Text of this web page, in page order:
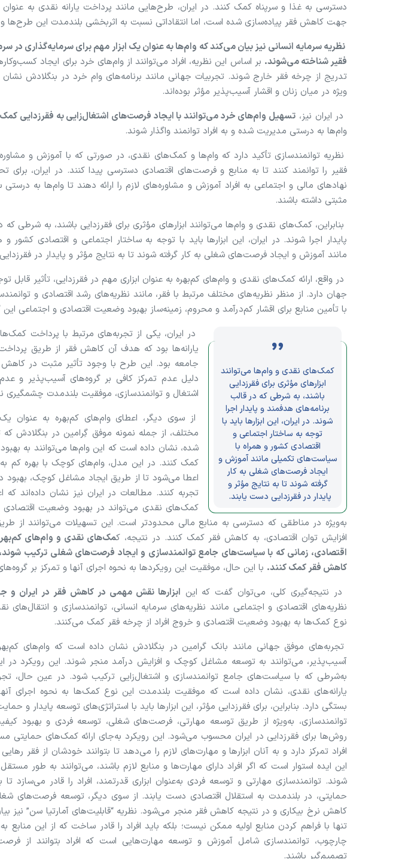
دسترسی به غذا و سرپناه کمک کنند. در ایران، طرح‌هایی مانند پرداخت یارانه نقدی به
جهت کاهش فقر پیاده‌سازی شده است، اما انتقاداتی نسبت به اثربخشی بلندمدت این طرح‌ها
نظریه سرمایه انسانی نیز بیان می‌کند که وام‌ها به عنوان یک ابزار مهم برای سرمایه‌گذاری در
فقیر شناخته می‌شوند. بر اساس این نظریه، افراد می‌توانند از وام‌های خرد برای ایجاد
تدریج از چرخه فقر خارج شوند. تجربیات جهانی مانند برنامه‌های وام خرد در بنگلادش نشان
ویژه در میان زنان و اقشار آسیب‌پذیر مؤثر بوده‌اند.
در ایران نیز، تسهیل وام‌های خرد می‌توانند با ایجاد فرصت‌های اشتغال‌زایی به فقرزدایی کمک
وام‌ها به درستی مدیریت شده و به افراد توانمند واگذار شوند.
نظریه توانمندسازی تأکید دارد که وام‌ها و کمک‌های نقدی، در صورتی که با آموزش و مشاوره
فقیر را توانمند کنند تا به منابع و فرصت‌های اقتصادی دسترسی پیدا کنند. در ایران،
نهاد‌های مالی و اجتماعی به افراد آموزش و مشاوره‌های لازم را ارائه دهند تا وام‌ها به
مثبتی داشته باشند.
بنابراین، کمک‌های نقدی و وام‌ها می‌توانند ابزار‌های مؤثری برای فقرزدایی باشند، به شرطی
پایدار اجرا شوند. در ایران، این ابزار‌ها باید با توجه به ساختار اجتماعی و اقتصادی کشور
مانند آموزش و ایجاد فرصت‌های شغلی به کار گرفته شوند تا به نتایج مؤثر و پایدار در
در واقع، ارائه کمک‌های نقدی و وام‌های کم‌بهره به عنوان ابزاری مهم در فقرزدایی، تأثیر قابل
جهان دارد. از منظر نظریه‌های مختلف مرتبط با فقر، مانند نظریه‌های رشد اقتصادی و
با تأمین منابع برای اقشار کم‌درآمد و محروم، زمینه‌ساز بهبود وضعیت اقتصادی و اجتماعی این
کمک‌های نقدی و وام‌ها می‌توانند
ابزار‌های مؤثری برای فقرزدایی
باشند، به شرطی که در قالب
برنامه‌های هدفمند و پایدار اجرا
شوند. در ایران، این ابزار‌ها باید با
توجه به ساختار اجتماعی و
اقتصادی کشور و همراه با
سیاست‌های تکمیلی مانند آموزش و
ایجاد فرصت‌های شغلی به کار
گرفته شوند تا به نتایج مؤثر و
پایدار در فقرزدایی دست یابند.
در ایران، یکی از تجربه‌های مرتبط با پرداخت
یارانه‌ها بود که هدف آن کاهش فقر از طریق پرداخت
جامعه بود. این طرح با وجود تأثیر مثبت در کاهش
دلیل عدم تمرکز کافی بر گروه‌های آسیب‌پذیر و
اشتغال و توانمندسازی، موفقیت بلندمدت چشمگیری
از سوی دیگر، اعطای وام‌های کم‌بهره به عنوان
مختلف، از جمله نمونه موفق گِرامین در
شده، نشان داده است که این وام‌ها می‌توانند به
کمک کنند. در این مدل، وام‌های کوچک با بهره کم به
اعطا می‌شود تا از طریق ایجاد مشاغل کوچک، بهبود
تجربه کنند. مطالعات در ایران نیز نشان داده‌اند
کمک‌های نقدی می‌تواند در بهبود وضعیت اقتصادی
به‌ویژه در مناطقی که دسترسی به منابع مالی محدودتر است. این تسهیلات می‌توانند از
افزایش توان اقتصادی، به کاهش فقر کمک کنند. در نتیجه، کمک‌های نقدی و وام‌های
اقتصادی، زمانی که با سیاست‌های جامع توانمندسازی و ایجاد فرصت‌های شغلی ترکیب
کاهش فقر کمک کنند. با این حال، موفقیت این رویکرد‌ها به نحوه اجرای آنها و تمرکز بر
در نتیجه‌گیری کلی، می‌توان گفت که این ابزار‌ها نقش مهمی در کاهش فقر در ایران و
نظریه‌های اقتصادی و اجتماعی مانند نظریه‌های سرمایه انسانی، توانمندسازی و انتقال‌های
نوع کمک‌ها به بهبود وضعیت اقتصادی و خروج افراد از چرخه فقر کمک می‌کنند.
تجربه‌های موفق جهانی مانند بانک گرامین در بنگلادش نشان داده است که وام‌های
آسیب‌پذیر، می‌توانند به توسعه مشاغل کوچک و افزایش درآمد منجر شوند. این رویکرد در
به‌شرطی که با سیاست‌های جامع توانمندسازی و اشتغال‌زایی ترکیب شود. در عین حال،
یارانه‌های نقدی، نشان داده است که موفقیت بلندمدت این نوع کمک‌ها به نحوه اجرای
بستگی دارد. بنابراین، برای فقرزدایی مؤثر، این ابزار‌ها باید با استراتژی‌های توسعه پایدار و
توانمندسازی، به‌ویژه از طریق توسعه مهارتی، فرصت‌های شغلی، توسعه فردی و بهبود
روش‌ها برای فقرزدایی در ایران محسوب می‌شود. این رویکرد به‌جای ارائه کمک‌های حمایتی
افراد تمرکز دارد و به آنان ابزار‌ها و مهارت‌های لازم را می‌دهد تا بتوانند خودشان از فقر
این ایده استوار است که اگر افراد دارای مهارت‌ها و منابع لازم باشند، می‌توانند به طور
شوند. توانمندسازی مهارتی و توسعه فردی به‌عنوان ابزاری قدرتمند، افراد را قادر می‌سازد
حمایتی، در بلندمدت به استقلال اقتصادی دست یابند. از سوی دیگر، توسعه فرصت‌های
کاهش نرخ بیکاری و در نتیجه کاهش فقر منجر می‌شود. نظریه “قابلیت‌های آمارتیا سن” نیز
تنها با فراهم کردن منابع اولیه ممکن نیست؛ بلکه باید افراد را قادر ساخت که از این منابع
چارچوب، توانمندسازی شامل آموزش و توسعه مهارت‌هایی است که افراد بتوانند از